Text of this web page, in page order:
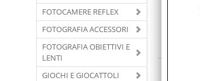
FOTOCAMERE REFLEX
FOTOGRAFIA ACCESSORI
FOTOGRAFIA OBIETTIVI E
LENTI
GIOCHI E GIOCATTOLI